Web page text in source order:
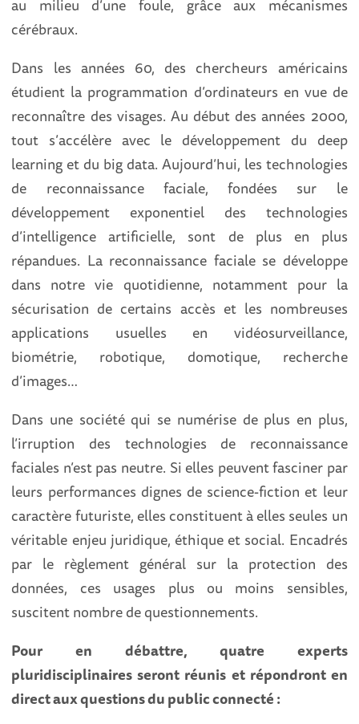
au milieu d’une foule, grâce aux mécanismes
cérébraux.
Dans les années 60, des chercheurs américains
étudient la programmation d’ordinateurs en vue de
reconnaître des visages. Au début des années 2000,
tout s’accélère avec le développement du deep
learning et du big data. Aujourd’hui, les technologies
de reconnaissance faciale, fondées sur le
développement exponentiel des technologies
d’intelligence artificielle, sont de plus en plus
répandues. La reconnaissance faciale se développe
dans notre vie quotidienne, notamment pour la
sécurisation de certains accès et les nombreuses
applications usuelles en vidéosurveillance,
biométrie, robotique, domotique, recherche
d’images…
Dans une société qui se numérise de plus en plus,
l’irruption des technologies de reconnaissance
faciales n’est pas neutre. Si elles peuvent fasciner par
leurs performances dignes de science-fiction et leur
caractère futuriste, elles constituent à elles seules un
véritable enjeu juridique, éthique et social. Encadrés
par le règlement général sur la protection des
données, ces usages plus ou moins sensibles,
suscitent nombre de questionnements.
Pour en débattre, quatre experts
pluridisciplinaires seront réunis et répondront en
direct aux questions du public connecté :